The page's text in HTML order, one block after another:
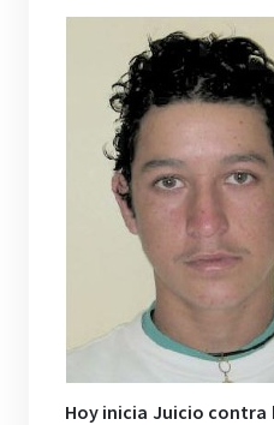
Hoy inicia Juicio contra